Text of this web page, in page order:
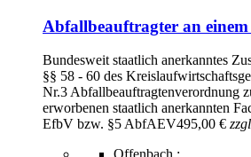
Abfallbeauftragter an einem
Bundesweit staatlich anerkanntes
§§ 58 - 60 des
Nr.3 Abfallbeauftragtenverordnung
erworbenen staatlich anerkannten
EfbV bzw. §5 AbfAEV495,00 €